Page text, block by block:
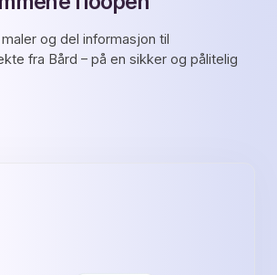
og del informasjon til
fra Bård – på en sikker og pålitelig